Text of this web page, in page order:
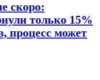
скоро:
только 15%
процесс может